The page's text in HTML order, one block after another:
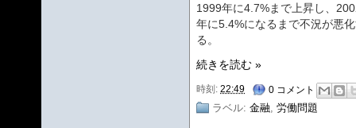
1999年に4.7%まで上昇し、
年に5.4%になるまで不況が悪
る。
続きを読む »
時刻: 22:49 0 コメント
ラベル: 金融, 労働問題